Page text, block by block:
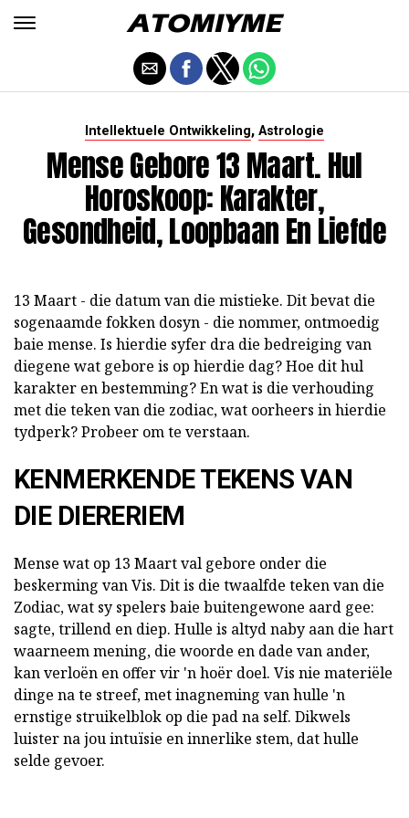
Intellektuele Ontwikkeling, Astrologie
Mense Gebore 13 Maart. Hul
Horoskoop: Karakter,
Gesondheid, Loopbaan En Liefde
13 Maart - die datum van die mistieke. Dit bevat die
sogenaamde fokken dosyn - die nommer, ontmoedig
baie mense. Is hierdie syfer dra die bedreiging van
diegene wat gebore is op hierdie dag? Hoe dit hul
karakter en bestemming? En wat is die verhouding
met die teken van die zodiac, wat oorheers in hierdie
tydperk? Probeer om te verstaan.
KENMERKENDE TEKENS VAN
DIE DIERERIEM
Mense wat op 13 Maart val gebore onder die
beskerming van Vis. Dit is die twaalfde teken van die
Zodiac, wat sy spelers baie buitengewone aard gee:
sagte, trillend en diep. Hulle is altyd naby aan die hart
waarneem mening, die woorde en dade van ander,
kan verloën en offer vir 'n hoër doel. Vis nie materiële
dinge na te streef, met inagneming van hulle 'n
ernstige struikelblok op die pad na self. Dikwels
luister na jou intuïsie en innerlike stem, dat hulle
selde gevoer.